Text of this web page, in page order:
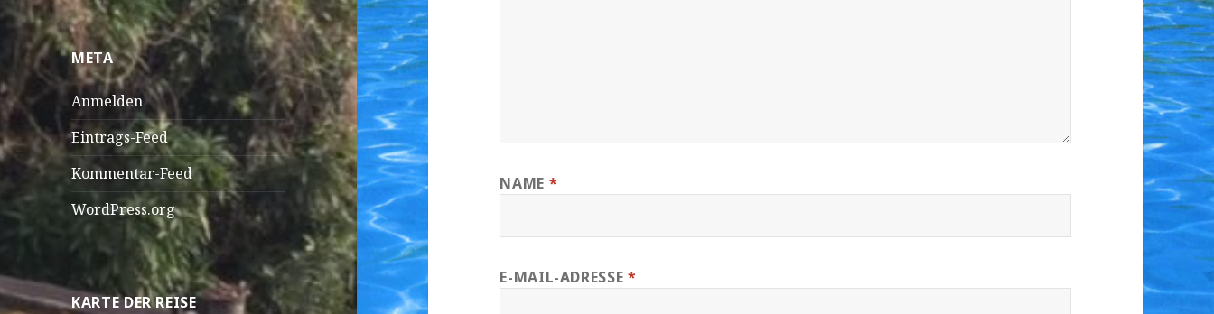
META
Anmelden
Eintrags-Feed
Kommentar-Feed
WordPress.org
KARTE DER REISE
NAME *
E-MAIL-ADRESSE *